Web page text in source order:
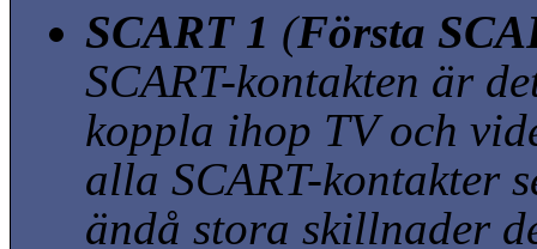
SCART 1 (Första
SCART-kontakten är
koppla ihop TV och
alla SCART-kontakter
ändå stora skillnader